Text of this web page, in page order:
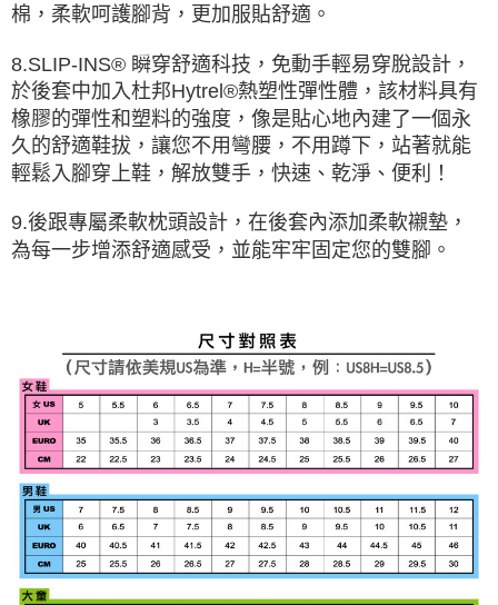
棉，柔軟呵護腳背，更加服貼舒適。
8.SLIP-INS® 瞬穿舒適科技，免動手輕易穿脫設計，
於後套中加入杜邦Hytrel®熱塑性彈性體，該材料具有
橡膠的彈性和塑料的強度，像是貼心地內建了一個永
久的舒適鞋拔，讓您不用彎腰，不用蹲下，站著就能
輕鬆入腳穿上鞋，解放雙手，快速、乾淨、便利！
9.後跟專屬柔軟枕頭設計，在後套內添加柔軟襯墊，
為每一步增添舒適感受，並能牢牢固定您的雙腳。